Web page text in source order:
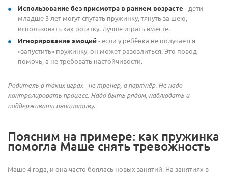
Использование без присмотра в раннем возрасте - дети
младше 3 лет могут спутать пружинку, тянуть за шею,
использовать как рогатку. Лучше играть вместе.
Игнорирование эмоций - если у ребёнка не получается
«запустить» пружинку, он может разозлиться. Это повод
помочь, а не требовать настойчивости.
Родитель в таких играх - не тренер, а партнёр. Не надо
контролировать процесс. Надо быть рядом, наблюдать и
поддерживать инициативу.
Поясним на примере: как пружинка
помогла Маше снять тревожность
Маше 4 года, и она часто боялась новых занятий. На занятиях в